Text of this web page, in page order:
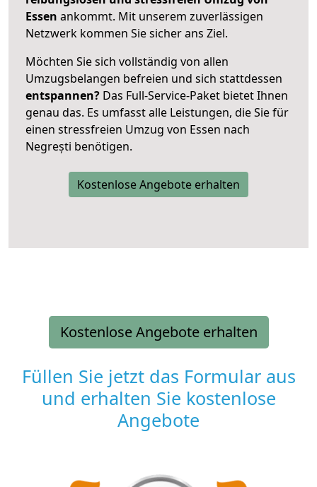
Essen ankommt. Mit unserem zuverlässigen
Netzwerk kommen Sie sicher ans Ziel.
Möchten Sie sich vollständig von allen
Umzugsbelangen befreien und sich stattdessen
entspannen? Das Full-Service-Paket bietet Ihnen
genau das. Es umfasst alle Leistungen, die Sie für
einen stressfreien Umzug von Essen nach
Negrești benötigen.
Kostenlose Angebote erhalten
Kostenlose Angebote erhalten
Füllen Sie jetzt das Formular aus
und erhalten Sie kostenlose
Angebote